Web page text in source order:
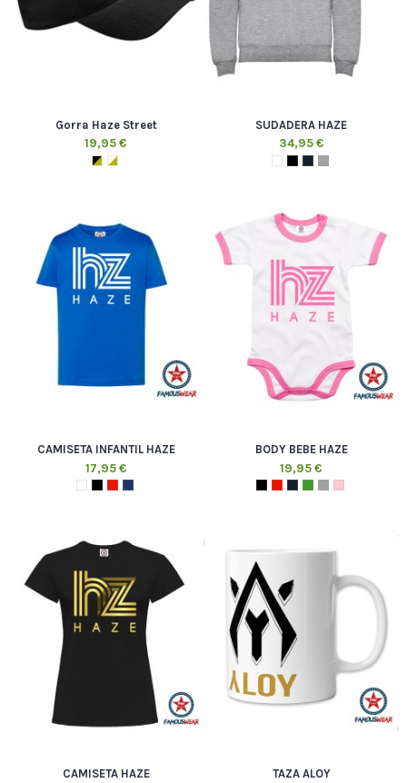
Gorra Haze Street
19,95 €
SUDADERA HAZE
34,95 €
CAMISETA INFANTIL HAZE
17,95 €
BODY BEBE HAZE
19,95 €
CAMISETA HAZE TAZA ALOY